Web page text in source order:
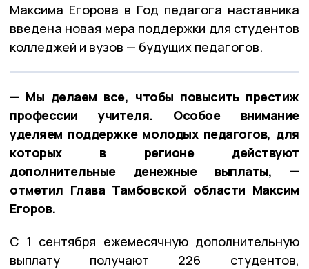
Максима Егорова в Год педагога наставника
введена новая мера поддержки для студентов
колледжей и вузов — будущих педагогов.
— Мы делаем все, чтобы повысить престиж
профессии учителя. Особое внимание
уделяем поддержке молодых педагогов, для
которых в регионе действуют
дополнительные денежные выплаты, —
отметил Глава Тамбовской области Максим
Егоров.
С 1 сентября ежемесячную дополнительную
выплату получают 226 студентов,